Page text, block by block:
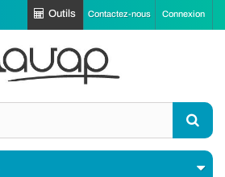
Connexion
Contactez-nous
Outils